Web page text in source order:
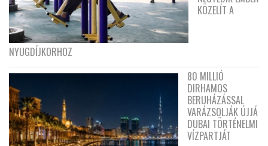
KÖZELÍT A
NYUGDÍJKORHOZ
80 MILLIÓ
DIRHAMOS
BERUHÁZÁSSAL
VARÁZSOLJÁK ÚJJÁ
DUBAI TÖRTÉNELMI
VÍZPARTJÁT